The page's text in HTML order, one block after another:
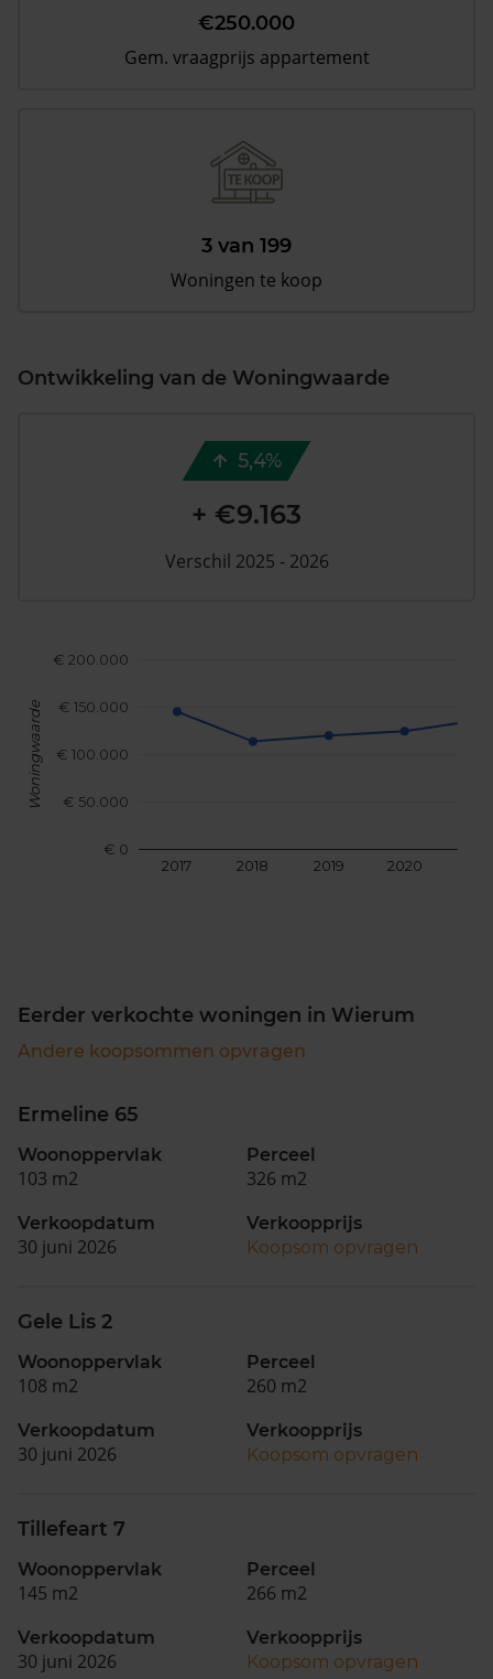
€250.000
Gem. vraagprijs appartement
3 van 199
Woningen te koop
Ontwikkeling van de Woningwaarde
2017 2018 2019 2020
€ 0
€ 50.000
€ 100.000
€ 150.000
€ 200.000
Woningwaarde
5,4%
+ €9.163
Verschil 2025 - 2026
Eerder verkochte woningen in Wierum
Andere koopsommen opvragen
Ermeline 65
Woonoppervlak
103 m2
Perceel
326 m2
Verkoopdatum
30 juni 2026
Verkoopprijs
Koopsom opvragen
Gele Lis 2
Woonoppervlak
108 m2
Perceel
260 m2
Verkoopdatum
30 juni 2026
Verkoopprijs
Koopsom opvragen
Tillefeart 7
Woonoppervlak
145 m2
Perceel
266 m2
Verkoopdatum
30 juni 2026
Verkoopprijs
Koopsom opvragen